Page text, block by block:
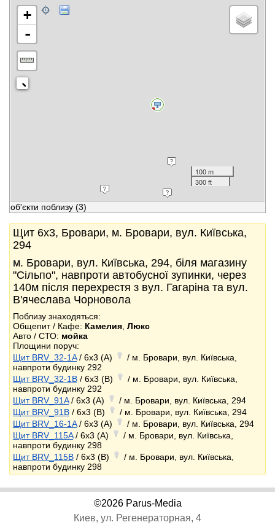
+
-
100 m
300 ft
об'єкти поблизу (3)
Щит 6x3, Бровари, м. Бровари, вул. Київська,
294
м. Бровари, вул. Київська, 294, біля магазину
"Сільпо", навпроти автобусної зупинки, через
140м після перехрестя з вул. Гагаріна та вул.
В'ячеслава Чорновола
Поблизу знаходяться:
Общепит / Кафе: Камелия Люкс
Авто / СТО: мойка
Площини поруч:
Щит BRV_32-1A/ 6x3 (A)
/ м. Бровари, вул. Київська,
навпроти будинку 292
Щит BRV_32-1B / 6x3 (B)
/ м. Бровари, вул. Київська,
навпроти будинку 292
Щит BRV_91A/ 6x3 (A)
/ м. Бровари, вул. Київська, 294
Щит BRV_91B / 6x3 (B)
/ м. Бровари, вул. Київська, 294
Щит BRV_16-1A/ 6x3 (A)
/ м. Бровари, вул. Київська, 294
Щит BRV_115A/ 6x3 (A)
/ м. Бровари, вул. Київська,
навпроти будинку 298
Щит BRV_115B / 6x3 (B)
/ м. Бровари, вул. Київська,
навпроти будинку 298
©2026 Parus-Media
Киев, ул. Регенераторная, 4